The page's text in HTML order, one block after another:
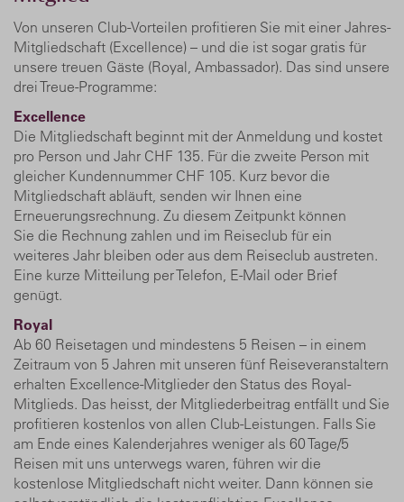
Von unseren Club-Vorteilen profitieren Sie mit einer Jahres-
Mitgliedschaft (Excellence) – und die ist sogar gratis für
unsere treuen Gäste (Royal, Ambassador). Das sind unsere
drei Treue-Programme:
Excellence
Die Mitgliedschaft beginnt mit der Anmeldung und kostet
pro Person und Jahr CHF 135. Für die zweite Person mit
gleicher Kundennummer CHF 105. Kurz bevor die
Mitgliedschaft abläuft, senden wir Ihnen eine
Erneuerungsrechnung. Zu diesem Zeitpunkt können
Sie die Rechnung zahlen und im Reiseclub für ein
weiteres Jahr bleiben oder aus dem Reiseclub austreten.
Eine kurze Mitteilung per Telefon, E-Mail oder Brief
genügt.
Royal
Ab 60 Reisetagen und mindestens 5 Reisen – in einem
Zeitraum von 5 Jahren mit unseren fünf Reiseveranstaltern
erhalten Excellence-Mitglieder den Status des Royal-
Mitglieds. Das heisst, der Mitgliederbeitrag entfällt und Sie
profitieren kostenlos von allen Club-Leistungen. Falls Sie
am Ende eines Kalenderjahres weniger als 60 Tage/5
Reisen mit uns unterwegs waren, führen wir die
kostenlose Mitgliedschaft nicht weiter. Dann können sie